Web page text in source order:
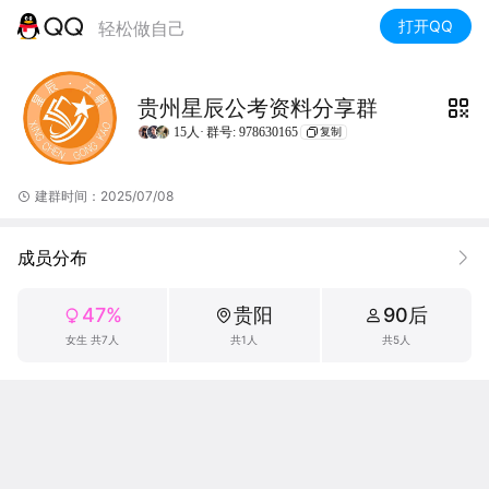
轻松做自己 打开QQ
贵州星辰公考资料分享群
15人· 群号: 978630165 复制
建群时间：2025/07/08
成员分布
47%
女生 共7人
贵阳
共1人
90后
共5人